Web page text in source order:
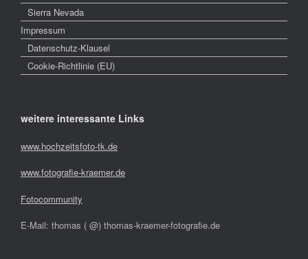
Sierra Nevada
Impressum
Datenschutz-Klausel
Cookie-Richtlinie (EU)
weitere interessante Links
www.hochzeitsfoto-tk.de
www.fotografie-kraemer.de
Fotocommunity
E-Mail: thomas ( @) thomas-kraemer-fotografie.de